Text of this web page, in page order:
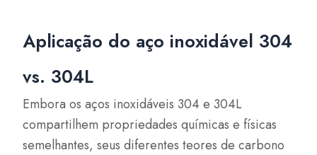
Aplicação do aço inoxidável 304
vs. 304L
Embora os aços inoxidáveis 304 e 304L
compartilhem propriedades químicas e físicas
semelhantes, seus diferentes teores de carbono